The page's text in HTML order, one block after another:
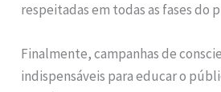
respeitadas em todas as fases do
Finalmente, campanhas de
indispensáveis para educar o